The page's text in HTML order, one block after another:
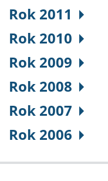
Rok 2011
Rok 2010
Rok 2009
Rok 2008
Rok 2007
Rok 2006